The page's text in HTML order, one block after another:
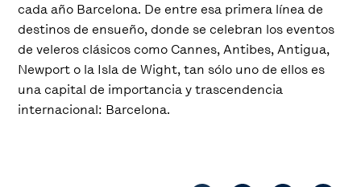
cada año Barcelona. De entre esa primera línea de
destinos de ensueño, donde se celebran los eventos
de veleros clásicos como Cannes, Antibes, Antigua,
Newport o la Isla de Wight, tan sólo uno de ellos es
una capital de importancia y trascendencia
internacional: Barcelona.